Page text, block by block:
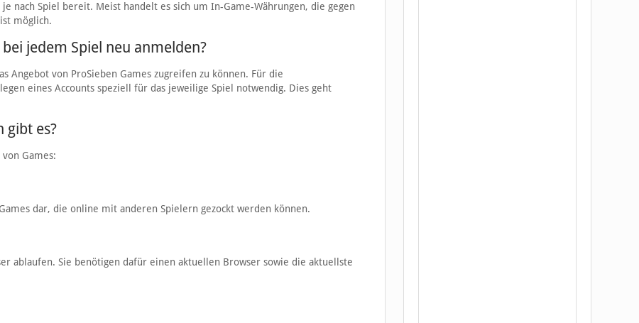
nach Spiel bereit. Meist handelt es sich um In-Game-Währungen, die gegen
möglich.
jedem Spiel neu anmelden?
Angebot von ProSieben Games zugreifen zu können. Für die
eines Accounts speziell für das jeweilige Spiel notwendig. Dies geht
gibt es?
Games:
dar, die online mit anderen Spielern gezockt werden können.
ablaufen. Sie benötigen dafür einen aktuellen Browser sowie die aktuellste